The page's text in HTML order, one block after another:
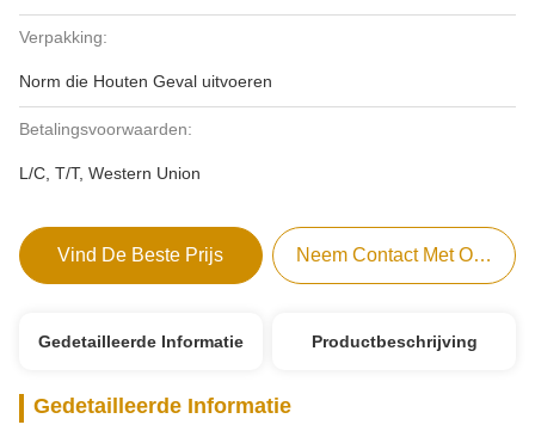
Verpakking:
Norm die Houten Geval uitvoeren
Betalingsvoorwaarden:
L/C, T/T, Western Union
Vind De Beste Prijs Neem Contact Met Ons Op
Gedetailleerde Informatie Productbeschrijving
Gedetailleerde Informatie